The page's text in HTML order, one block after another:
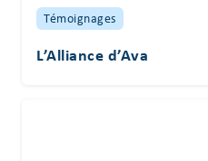
Témoignages
L’Alliance d’Ava